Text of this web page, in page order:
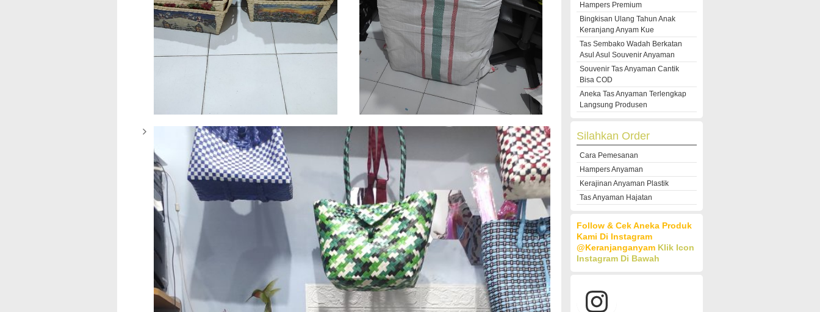
Hampers Premium
Bingkisan Ulang Tahun Anak
Keranjang Anyam Kue
Tas Sembako Wadah Berkatan
Asul Asul Souvenir Anyaman
Souvenir Tas Anyaman Cantik
Bisa COD
Aneka Tas Anyaman Terlengkap
Langsung Produsen
Silahkan Order
Cara Pemesanan
Hampers Anyaman
Kerajinan Anyaman Plastik
Tas Anyaman Hajatan
Follow & Cek Aneka Produk
Kami Di Instagram
@keranjanganyam Klik Icon
Instagram Di Bawah